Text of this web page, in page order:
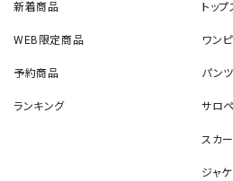
新着商品
WEB限定商品
予約商品
ランキング
トップ
ワン
パンツ
サロ
スカ
ジャケ